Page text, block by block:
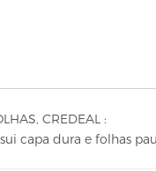
CREDEAL :
capa dura e folhas